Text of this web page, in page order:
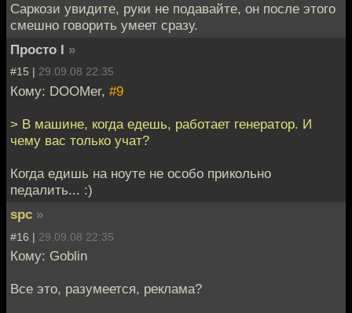
Саркози увидите, руки не подавайте, он после этого
смешно говорить умеет сразу.
Просто I »
#15 | 29.09.08 22:35
Кому: DOOMer, #9
> В машине, когда едешь, работает генератор. И
чему вас только учат?
Когда едишь на ноуте не особо прикольно
педалить... :)
spc »
#16 | 29.09.08 22:35
Кому: Goblin
Все это, разумеется, реклама?